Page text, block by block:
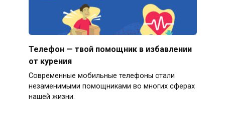
Телефон — твой помощник в избавлении
от курения
Современные мобильные телефоны стали
незаменимыми помощниками во многих сферах
нашей жизни.